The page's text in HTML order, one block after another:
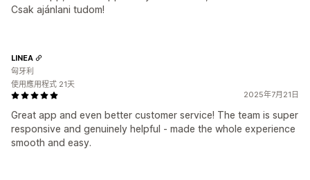
Csak ajánlani tudom!
2025年7月21日
Great app and even better customer service! The team is super
responsive and genuinely helpful - made the whole experience
smooth and easy.
LINEA
匈牙利
使用應用程式 21天